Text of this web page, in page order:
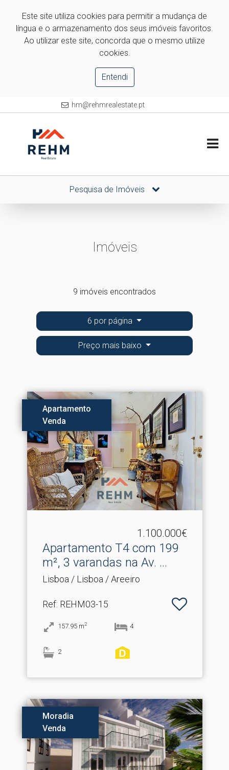
Este site utiliza cookies para permitir a mudança de
língua e o armazenamento dos seus imóveis favoritos.
Ao utilizar este site, concorda que o mesmo utilize
cookies.
Entendi
hm@rehmrealestate.pt
Pesquisa de Imóveis
Imóveis
9 imóveis encontrados
6 por página
Preço mais baixo
Apartamento
Venda
1.100.000€
Apartamento T4 com 199
m², 3 varandas na Av.​ ...
Lisboa / Lisboa / Areeiro
Ref: REHM03-15
157.95 m2 4
2
Moradia
Venda